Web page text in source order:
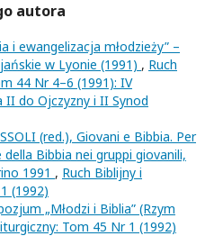
autora
i ewangelizacja młodzieży” –
w Lyonie (1991) , Ruch
44 Nr 4–6 (1991): IV
II do Ojczyzny i II Synod
(red.), Giovani e Bibbia. Per
Bibbia nei gruppi giovanili,
1991 , Ruch Biblijny i
(1992)
„Młodzi i Biblia” (Rzym
Tom 45 Nr 1 (1992)